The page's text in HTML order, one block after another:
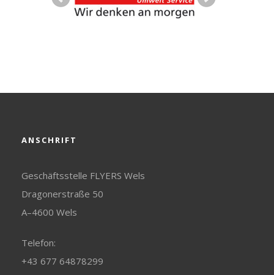
ANSCHRIFT
Geschäftsstelle FLYERS Wels
Dragonerstraße 50
A–4600 Wels
Telefon:
+43 677 64878299